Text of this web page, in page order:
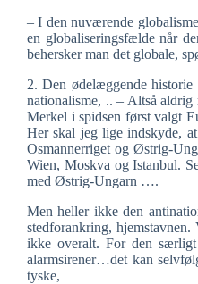
– I den nuværende
en globaliseringsfælde når
behersker man det globale,
2. Den ødelæggende
nationalisme, .. – Altså
Merkel i spidsen først valgt
Her skal jeg lige indskyde,
Osmannerriget og Østrig-
Wien, Moskva og Istanbul.
med Østrig-Ungarn ….
Men heller ikke den
stedforankring,
ikke overalt. For den
alarmsirener…det kan
tyske,